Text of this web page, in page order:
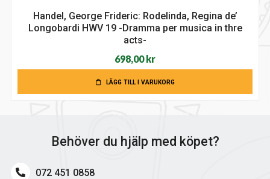
Handel, George Frideric: Rodelinda, Regina de’
Longobardi HWV 19 -Dramma per musica in thre
acts-
698,00kr
LÄGG TILL I VARUKORG
Behöver du hjälp med köpet?
072 451 0858